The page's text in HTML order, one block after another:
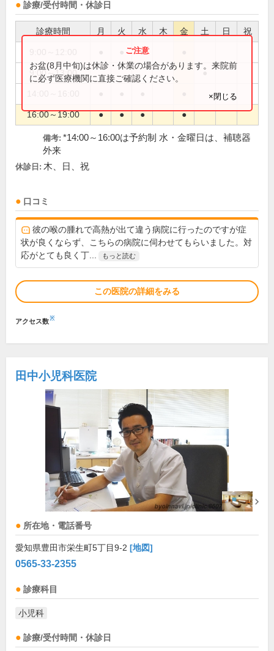
診療/受付時間・休診日
診療時間 月 火 水 木 金 土 日 祝
●
9:00～13:00 ●
16:00～19:00 ● ● ● ●
お盆(8月中旬)は休診・休業の場合があります。来院前
に必ず医療機関に直接ご確認ください。
×閉じる
備考: *14:00～16:00は予約制 水・金曜日は、補聴器
外来
休診日: 木、日、祝
口コミ
彼の喉の腫れで高熱が出て違う病院に行ったのですが症
状が良くならず、こちらの病院に伺わせてもらいました。対
応がとても良く丁...
もっと読む
この医院の詳細をみる
アクセス数※
田中小児科医院
所在地・電話番号
愛知県豊田市栄生町5丁目9-2 [地図]
0565-33-2355
診療科目
小児科
診療/受付時間・休診日